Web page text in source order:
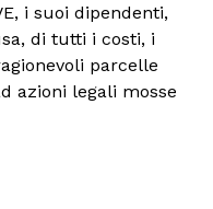
i suoi dipendenti,
di tutti i costi, i
parcelle
azioni legali mosse